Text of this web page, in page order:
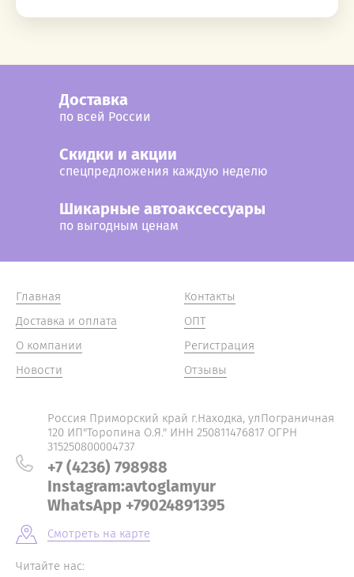
Доставка
по всей России
Cкидки и акции
спецпредложения каждую неделю
Шикарные автоаксессуары
по выгодным ценам
Главная
Доставка и оплата
О компании
Новости
Контакты
ОПТ
Регистрация
Отзывы
Россия Приморский край г.Находка, улПограничная
120 ИП"Торопина О.Я." ИНН 250811476817 ОГРН
315250800004737
+7 (4236) 798988
Instagram:avtoglamyur
WhatsApp +79024891395
Смотреть на карте
Читайте нас: